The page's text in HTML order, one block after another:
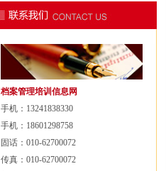
档案管理培训信息网
手机：13241838330
手机：18601298758
固话：010-62700072
传真：010-62700072